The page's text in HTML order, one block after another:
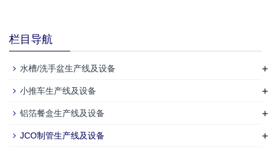
栏目导航
水槽/洗手盆生产线及设备 +
小推车生产线及设备 +
铝箔餐盒生产线及设备 +
JCO制管生产线及设备 +